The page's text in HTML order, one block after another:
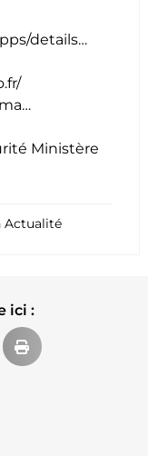
details…
Ministère
Actualité
ici :